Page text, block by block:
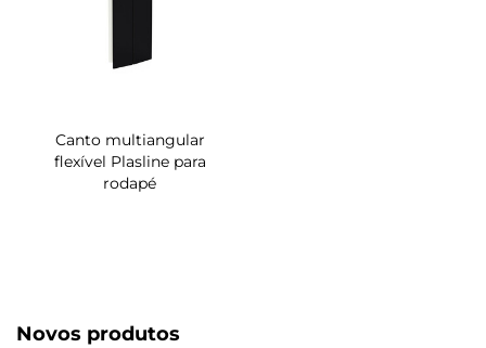
Canto multiangular
flexível Plasline para
rodapé
Novos produtos